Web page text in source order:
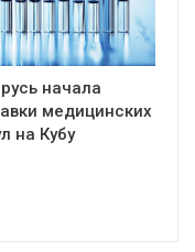
начала
медицинских
на Кубу